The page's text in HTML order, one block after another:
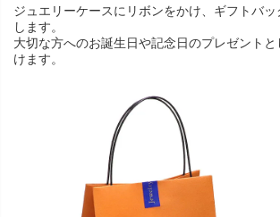
ジュエリーケースにリボンをかけ、ギフトバ
します。
大切な方へのお誕生日や記念日のプレゼント
けます。